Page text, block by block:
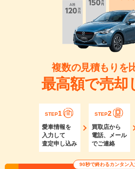
複数の見積もりを
最高額で売却
STEP1
愛車情報を
入力して
査定申し込み
STEP2
買取店から
電話、メール
でご連絡
90秒で終わるカンタン入